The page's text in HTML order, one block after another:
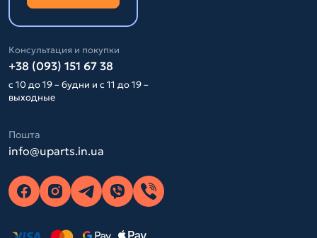
Консультация и покупки
+38 (093) 151 67 38
с 10 до 19 – будни и с 11 до 19 –
выходные
Пошта
info@uparts.in.ua